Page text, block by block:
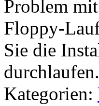
Problem
Floppy-
Sie die
durchlaufen.
Kategorien: